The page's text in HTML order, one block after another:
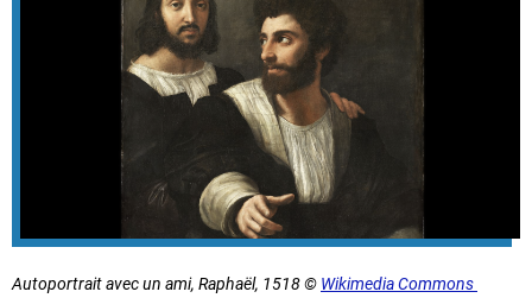
Autoportrait avec un ami, Raphaël, 1518 © Wikimedia Commons